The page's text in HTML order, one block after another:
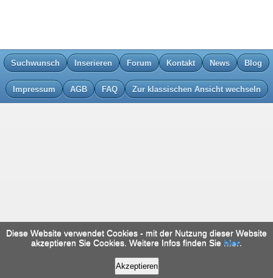
Suchwunsch Inserieren Forum Kontakt News Blog
Impressum AGB FAQ Zur klassischen Ansicht wechseln
Diese Website verwendet Cookies - mit der Nutzung dieser Website
akzeptieren Sie Cookies. Weitere Infos finden Sie hier.